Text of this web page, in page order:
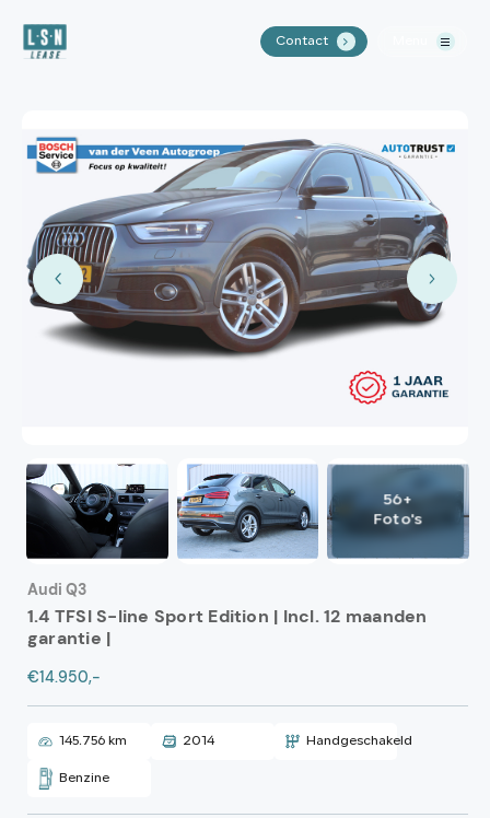
Contact .
Aanbod
Waarom LSN Lease?
Over ons
Contact
Audi Q3
1.4 TFSI S-line Sport Edition | Incl. 12 maanden
garantie |
€14.950,-
145.756 km 2014 Handgeschakeld
Benzine
56+
Foto's